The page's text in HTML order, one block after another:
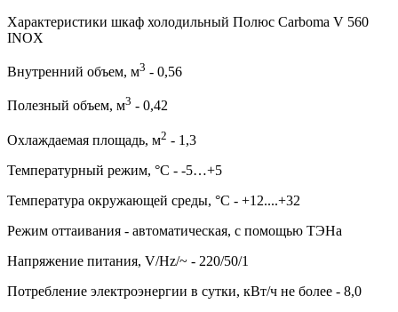
Характеристики шкаф холодильный Полюс Carboma V 560
INOX
Внутренний объем, м3 - 0,56
Полезный объем, м3 - 0,42
Охлаждаемая площадь, м2 - 1,3
Температурный режим, °C - -5…+5
Температура окружающей среды, °С - +12....+32
Режим оттаивания - автоматическая, с помощью ТЭНа
Напряжение питания, V/Hz/~ - 220/50/1
Потребление электроэнергии в сутки, кВт/ч не более - 8,0